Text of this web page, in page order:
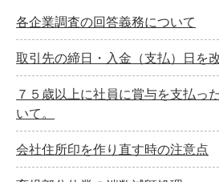
各企業調査の回答義務について
取引先の締日・入金（支払）日を
７５歳以上に社員に賞与を支払っ
いて。
会社住所印を作り直す時の注意点